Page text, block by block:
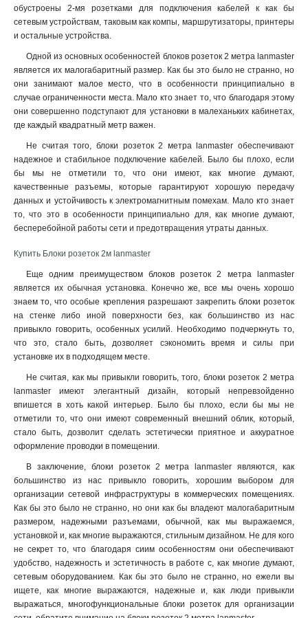
обустроены 2-мя розетками для подключения кабелей к как бы
сетевым устройствам, таковым как компы, маршрутизаторы, принтеры
и остальные устройства.
Одной из основных особенностей блоков розеток 2 метра lanmaster
является их малогабаритный размер. Как бы это было не странно, но
они занимают малое место, что в особенности принципиально в
случае ограниченности места. Мало кто знает то, что благодаря этому
они совершенно подступают для установки в малеханьких кабинетах,
где каждый квадратный метр важен.
Не считая того, блоки розеток 2 метра lanmaster обеспечивают
надежное и стабильное подключение кабелей. Было бы плохо, если
бы мы не отметили то, что они имеют, как многие думают,
качественные разъемы, которые гарантируют хорошую передачу
данных и устойчивость к электромагнитным помехам. Мало кто знает
то, что это в особенности принципиально для, как многие думают,
бесперебойной работы сети и предотвращения утраты данных.
Купить Блоки розеток 2м lanmaster
Еще одним преимуществом блоков розеток 2 метра lanmaster
является их обычная установка. Конечно же, все мы очень хорошо
знаем то, что особые крепления разрешают закрепить блоки розеток
на стенке либо иной поверхности без, как большинство из нас
привыкло говорить, особенных усилий. Необходимо подчеркнуть то,
что это, стало быть, дозволяет сэкономить время и силы при
установке их в подходящем месте.
Не считая, как мы привыкли говорить, того, блоки розеток 2 метра
lanmaster имеют элегантный дизайн, который непревзойденно
впишется в хоть какой интерьер. Было бы плохо, если бы мы не
отметили то, что они имеют современный внешний облик, который,
стало быть, дозволит сделать эстетически приятное и аккуратное
оформление проводки в помещении.
В заключение, блоки розеток 2 метра lanmaster являются, как
большинство из нас привыкло говорить, хорошим выбором для
организации сетевой инфраструктуры в коммерческих помещениях.
Как бы это было не странно, но они как бы владеют малогабаритным
размером, надежными разъемами, обычной, как мы выражаемся,
установкой и, как многие выражаются, стильным дизайном. Не для кого
не секрет то, что благодаря сиим особенностям они обеспечивают
удобство, надежность и эстетичность в работе с, как многие думают,
сетевым оборудованием. Как бы это было не странно, но ежели вы
ищете, как многие выражаются, надежные и, как люди привыкли
выражаться, многофункциональные блоки розеток для организации